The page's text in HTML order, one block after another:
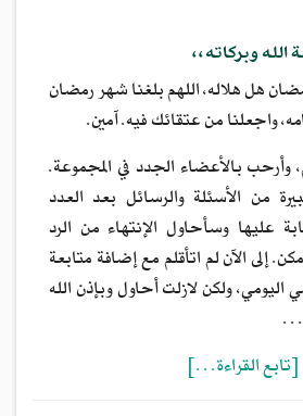
وبركاته،،
هل هلاله، اللهم بلغنا شهر رمضان
واجعلنا من عتقائك فيه. آمين.
وأرحب بالأعضاء الجدد في المجموعة.
من الأسئلة والرسائل بعد العدد
عليها وسأحاول الإنتهاء من الرد
إلى الآن لم اتأقلم مع إضافة متابعة
اليومي، ولكن لازلت أحاول وبإذن الله
[تابع القراءة…]